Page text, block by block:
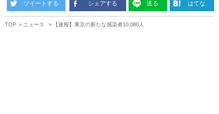
ツイートする シェアする 送る はてな
TOP ニュース 【速報】東京の新たな感染者10,080人